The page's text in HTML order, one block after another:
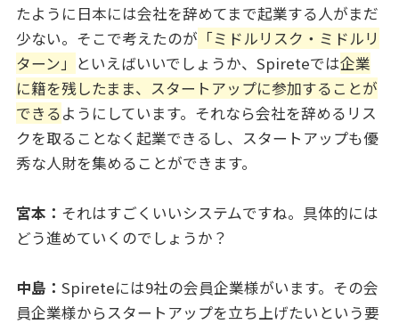
たように日本には会社を辞めてまで起業する人がまだ
少ない。そこで考えたのが 「ミドルリスク・ミドルリ
ターン」 といえばいいでしょうか、Spireteでは企業
に籍を残したまま、スタートアップに参加することが
できるようにしています。それなら会社を辞めるリス
クを取ることなく起業できるし、スタートアップも優
秀な人財を集めることができます。
宮本： それはすごくいいシステムですね。具体的には
どう進めていくのでしょうか？
中島： Spireteには9社の会員企業様がいます。その会
員企業様からスタートアップを立ち上げたいという要